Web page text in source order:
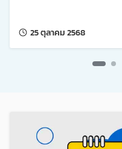
25 ตุลาคม 2568แก้ไขล่าสุด